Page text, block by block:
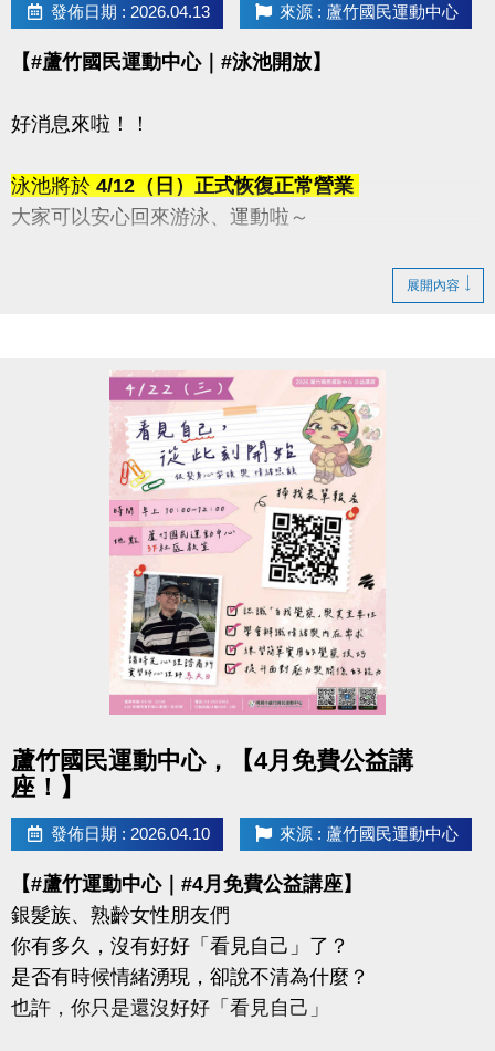
發佈日期 : 2026.04.13 來源 : 蘆竹國民運動中心
【#蘆竹國民運動中心｜#泳池開放】
好消息來啦！！
泳池將於4/12（日）正式恢復正常營業
大家可以安心回來游泳、運動啦～
-洽詢專線：03-2639066 #115、116
-官網 :
https://www.lzsports.com.tw/zh_TW/news/pageID/1/
-FB : 桃園市蘆竹國民運動中心
-IG : @luzhusports
展開內容
蘆竹國民運動中心，【4月免費公益講
座！】
發佈日期 : 2026.04.10 來源 : 蘆竹國民運動中心
【#蘆竹運動中心｜#4月免費公益講座】
銀髮族、熟齡女性朋友們
你有多久，沒有好好「看見自己」了？
是否有時候情緒湧現，卻說不清為什麼？
也許，你只是還沒好好「看見自己」